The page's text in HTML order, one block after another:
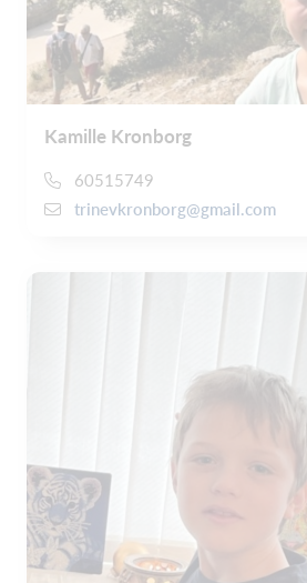
Kamille Kronborg
60515749
trinevkronborg@gmail.com